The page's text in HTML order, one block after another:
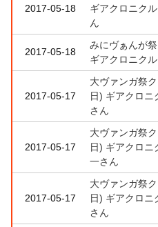
2017-05-18
ギアクロニク
ん
2017-05-18
みにヴぁんが
ギアクロニク
2017-05-17
大ヴァンガ祭
日) ギアクロニ
さん
2017-05-17
大ヴァンガ祭
日) ギアクロニ
一さん
2017-05-17
大ヴァンガ祭
日) ギアクロニ
さん